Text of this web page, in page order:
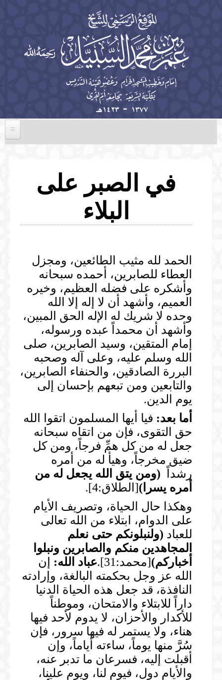
الصلوات
المحاضرات
المكتبة الصوتية
الدروس
المحاضرات
في الصبر على
البلاء
الحمد لله مثيب الطائعين، ومجزل
العطاء للصابرين، أحمده سبحانه
وأشكره على فضله العظيم، وخيره
العميم، وأشهد أن لا إله إلا الله
وحده لا شريك له الإله الحق المبين،
وأشهد أن محمداً عبده ورسوله،
إمام المتقين، وسيد الصابرين، صلى
الله وسلم عليه، وعلى آله وصحبه
البررة الصادقين، والحنفاء الصابرين،
والتابعين ومن تبعهم بإحسان إلى
يوم الدين.
أما بعد: فيا أيها المسلمون اتقوا الله
حق التقوى، فإن من اتقاه سبحانه
جعل له من كل همِّ فرجاً، ومن كل
ضيق مخرجاً، وهيأ له من أمره
رشداً (ومن يتق الله يجعل له من
أمره يسرا )[الطلاق:4].
وهكذا حال الحياة، وتصريف الأيام
على الدوام، ابتلاء من الله تعالى
للعباد (ولنبلونكم حتى نعلم
المجاهدين منكم والصابرين ونبلوا
أخباركم)[محمد:31]. عباد الله: إن
الله عز وجل بحكمته البالغة، وإرادته
النافذة، قد جعل هذه الحياة الدنيا
داراً للابتلاء والامتحان، وموطناً
للأكدار والأحزان، لا يدوم لأحد فيها
هناء، ولا يستمر له فيها سرور، فإن
سُرَّ منها يوماً، ساءته أياماً، وإن
أقبلت إليه، فسرعان ما تدبر عنه،
والأيام دول، فيوم لنا، ويوم علينا،